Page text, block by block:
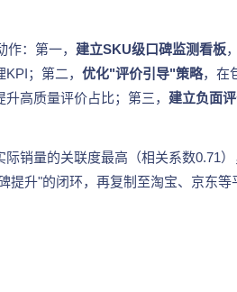
：第一， 建立SKU级口碑监测看板
；第二， 优化"评价引导"策略，在
高质量评价占比；第三， 建立负面
销量的关联度最高（相关系数0.71
升"的闭环，再复制至淘宝、京东等